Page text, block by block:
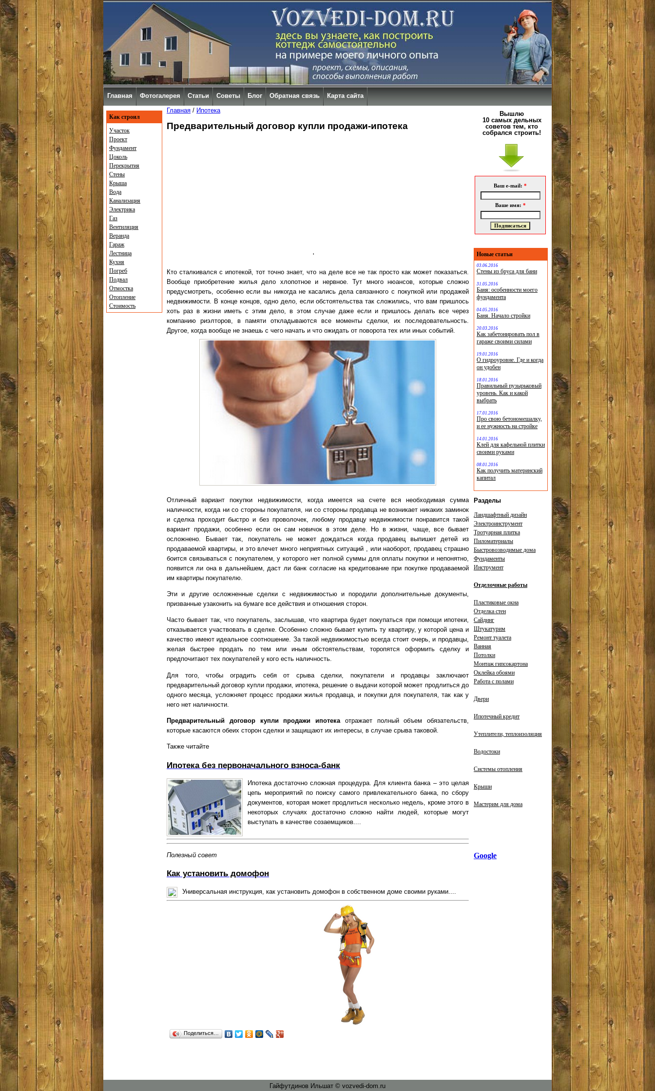
Главная / Ипотека
Предварительный договор купли продажи-ипотека
'
Кто сталкивался с ипотекой, тот точно знает, что на деле все не так просто как может показаться.
Вообще приобретение жилья дело хлопотное и нервное. Тут много нюансов, которые сложно
предусмотреть, особенно если вы никогда не касались дела связанного с покупкой или продажей
недвижимости. В конце концов, одно дело, если обстоятельства так сложились, что вам пришлось
хоть раз в жизни иметь с этим дело, в этом случае даже если и пришлось делать все через
компанию риэлторов, в памяти откладываются все моменты сделки, их последовательность.
Другое, когда вообще не знаешь с чего начать и что ожидать от поворота тех или иных событий.
Отличный вариант покупки недвижимости, когда имеется на счете вся необходимая сумма
наличности, когда ни со стороны покупателя, ни со стороны продавца не возникает никаких заминок
и сделка проходит быстро и без проволочек, любому продавцу недвижимости понравится такой
вариант продажи, особенно если он сам новичок в этом деле. Но в жизни, чаще, все бывает
осложнено. Бывает так, покупатель не может дождаться когда продавец выпишет детей из
продаваемой квартиры, и это влечет много неприятных ситуаций , или наоборот, продавец страшно
боится связываться с покупателем, у которого нет полной суммы для оплаты покупки и непонятно,
появится ли она в дальнейшем, даст ли банк согласие на кредитование при покупке продаваемой
им квартиры покупателю.
Эти и другие осложненные сделки с недвижимостью и породили дополнительные документы,
призванные узаконить на бумаге все действия и отношения сторон.
Часто бывает так, что покупатель, заслышав, что квартира будет покупаться при помощи ипотеки,
отказывается участвовать в сделке. Особенно сложно бывает купить ту квартиру, у которой цена и
качество имеют идеальное соотношение. За такой недвижимостью всегда стоит очерь, и продавцы,
желая быстрее продать по тем или иным обстоятельствам, торопятся оформить сделку и
предпочитают тех покупателей у кого есть наличность.
Для того, чтобы оградить себя от срыва сделки, покупатели и продавцы заключают
предварительный договор купли продажи, ипотека, решение о выдачи которой может продлиться до
одного месяца, усложняет процесс продажи жилья продавца, и покупки для покупателя, так как у
него нет наличности.
Предварительный договор купли продажи ипотека отражает полный объем обязательств,
которые касаются обеих сторон сделки и защищают их интересы, в случае срыва таковой.
Также читайте
Ипотека без первоначального взноса-банк
Ипотека достаточно сложная процедура. Для клиента банка – это целая
цепь мероприятий по поиску самого привлекательного банка, по сбору
документов, которая может продлиться несколько недель, кроме этого в
некоторых случаях достаточно сложно найти людей, которые могут
выступать в качестве созаемщиков....
Полезный совет
Как установить домофон
Универсальная инструкция, как установить домофон в собственном доме своими руками....
Поделиться…
Как строил
Участок
Проект
Фундамент
Цоколь
Перекрытия
Стены
Крыша
Вода
Канализация
Электрика
Газ
Вентиляция
Веранда
Гараж
Лестница
Кухня
Погреб
Подвал
Отмостка
Отопление
Стоимость
Вышлю
10 самых дельных
советов тем, кто
собрался строить!
Ваш e-mail: *
Ваше имя: *
Новые статьи
03.06.2016
Стены из бруса для бани
31.05.2016
Баня: особенности моего
фундамента
04.05.2016
Баня. Начало стройки
20.03.2016
Как забетонировать пол в
гараже своими силами
19.01.2016
О гидроуровне. Где и когда
он удобен
18.01.2016
Правильный пузырьковый
уровень. Как и какой
выбрать
17.01.2016
Про свою бетономешалку,
и ее нужность на стройке
14.01.2016
Клей для кафельной плитки
своими руками
08.01.2016
Как получить материнский
капитал
Разделы
Ландшафтный дизайн
Электроинструмент
Тротуарная плитка
Пиломатериалы
Быстровозводимые дома
Фундаменты
Инструмент
Отделочные работы
Пластиковые окна
Отделка стен
Сайдинг
Штукатурим
Ремонт туалета
Ванная
Потолки
Монтаж гипсокартона
Оклейка обоями
Работа с полами
Двери
Ипотечный кредит
Утеплители, теплоизоляция
Водостоки
Системы отопления
Крыши
Мастерим для дома
Google
Гайфутдинов Ильшат © vozvedi-dom.ru
Главная Фотогалерея Статьи Советы Блог Обратная связь Карта сайта